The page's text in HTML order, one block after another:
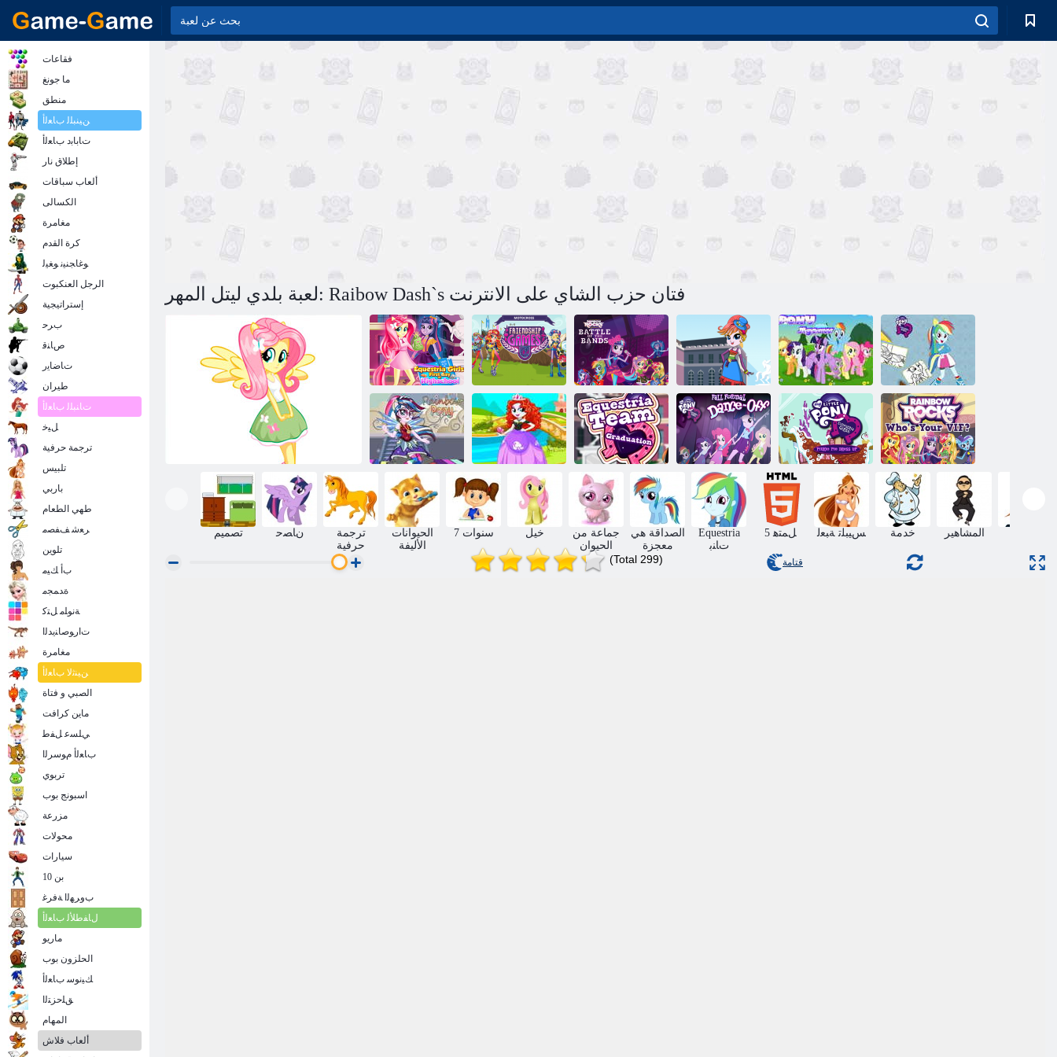
لعبة بلدي ليتل المهر: Raibow Dash`s فتان حزب الشاي على الانترنت
Equestria Girls
ﺔﺳﺭﺪﻤﻟﺍ ﻲﻓ
ﻝﻭﻷ ﺍ ﻡﻮﻴﻟﺍ
ﺱﻭﺮﻛﻮﺗﻮﻣ
:ﺔﻗﺍﺪﺼﻟﺍ ﺏﺎﻌﻟﺃ
ﺔﻴﻘﻴﺳﻮﻤﻟﺍ
ﻕﺮﻔﻟﺍ ﺔﻛﺮﻌﻣ
:ﺕﺎﻴﺘﻔﻟﺍ ﻦﻣ
ﺕﺎﻴﺘﻔﻟﺍ
Equestria ﻊﻧﺎﺻ
ﺔﻳﺰﻣﺮﻟﺍ ﺓﺭﻮﺼﻟﺍ
ﺕﺎﻨﺑ
ﺮﻬﻤﻟﺍ ﺎﻣﺍﺭﻮﻧﺎﺑ
Equestria ﻦﻣ
ﺕﺎﻨﺒﻟﺍ ﻦﻳﻮﻠﺗ
ﺏﺎﺘﻛ
ﺮﻬﻤﻟﺍ ﺡﺰﻗ
ﺱﻮﻗ
My Little Pony
Equestria Girls
ﺲﻴﺒﻠﺗ
Equestria ﻖﻳﺮﻓ
ﺮﻬﻣ ﻞﺘﻴﻟ ﺮﻬﻣ
ﻲﻓ ﺕﺎﻴﺘﻔﻟﺍ
ﺕﺎﻴﺘﻓ ﻊﻘﺗ
ﺓﺮﻴﻄﻓ ﺮﺼﻨﺨﻟﺍ
ﺕﺎﻴﺘﻔﻟﺍ ﺕﺎﻴﺘﻓ
ﺎﻳﺮﺘﺳﻭﺮﺑ ﻞﺘﻴﻟ
ﻱﺪﻠﺑ
؟ﻚﺑ ﺹﺎﺨﻟﺍ ﻮﻫ
ﻦﻣ ﺭﻮﺨﺼﻟﺍ ﺡﺰﻗ
تصميم ﻥﺎﺼﺣ
ترجمة
حرفية
الحيوانات
الأليفة
7 سنوات خيل
جماعة من
الحيوان
الصداقة هي
معجزة
Equestria
ﺕﺎﻨﺑ
5 ﻞﻤﺘﻫ ﺲﻴﺒﻠﺗ ﺔﺒﻌﻟ خدمة المشاهير
(Total 299) قتامة
فقاعات
ما جونغ
منطق
ﻦﻴﻨﺒﻠﻟ ﺏﺎﻌﻟﺃ
ﺕﺎﺑﺎﺑﺩ ﺏﺎﻌﻟﺃ
إطلاق نار
ألعاب سباقات
الكسالى
مغامرة
كرة القدم
ﻮﻏﺎﺠﻨﻴﻧ ﻮﻐﻴﻟ
الرجل العنكبوت
إستراتيجية
ﺏﺮﺣ
ﺹﺎﻨﻗ
ﺕﺎﺿﺎﻳﺭ
طيران
ﺕﺎﻨﺒﻠﻟ ﺏﺎﻌﻟﺃ
ﻞﻴﺧ
ترجمة حرفية
تلبيس
باربي
طهي الطعام
ﺮﻌﺷ ﻒﻔﺼﻣ
تلوين
ﺏﺃ ﻚﻴﻣ
ﺓﺪﻤﺠﻣ
ﺔﻧﻮﻠﻣ ﻞﺘﻛ
ﺕﺍﺭﻮﺻﺎﻨﻳﺪﻟﺍ
مغامرة
ﻦﻴﻨﺛﻻ ﺏﺎﻌﻟﺃ
الصبي و فتاة
ماين كرافت
ﻲﻠﺴﻋ ﻞﻔﻃ
ﺏﺎﻌﻟﺃ ﻡﻮﺳﺮﻟﺍ
تربوي
اسبونج بوب
مزرعة
محولات
سيارات
بن 10
ﺏﻭﺮﻬﻟﺍ ﺔﻓﺮﻏ
ﻝﺎﻔﻃﻸ ﻟ ﺏﺎﻌﻟﺃ
ماريو
الحلزون بوب
ﻚﻴﻧﻮﺳ ﺏﺎﻌﻟﺃ
ﻖﻠﺣﺰﺘﻟﺍ
المهام
ألعاب فلاش